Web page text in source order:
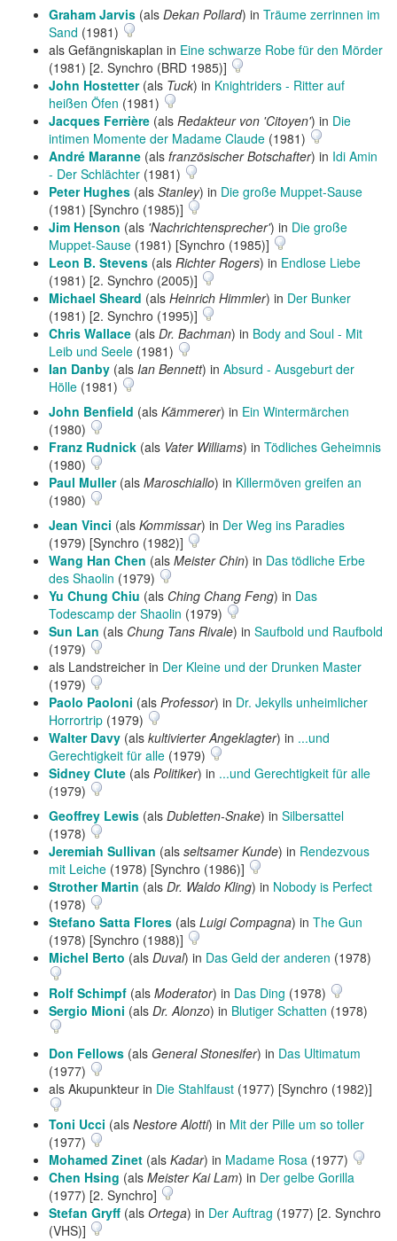
Graham Jarvis (als Dekan Pollard) in Träume zerrinnen im
Sand (1981)
als Gefängniskaplan in Eine schwarze Robe für den Mörder
(1981) [2. Synchro (BRD 1985)]
John Hostetter(als Tuck) in Knightriders - Ritter auf
heißen Öfen (1981)
Jacques Ferrière (als Redakteur von 'Citoyen') in Die
intimen Momente der Madame Claude (1981)
André Maranne (als französischer Botschafter) in Idi Amin
- Der Schlächter (1981)
Peter Hughes (als Stanley) in Die große Muppet-Sause
(1981) [Synchro (1985)]
Jim Henson (als 'Nachrichtensprecher') in Die große
Muppet-Sause (1981) [Synchro (1985)]
Leon B. Stevens (als Richter Rogers) in Endlose Liebe
(1981) [2. Synchro (2005)]
Michael Sheard (als Heinrich Himmler) in Der Bunker
(1981) [2. Synchro (1995)]
Chris Wallace (als Dr. Bachman) in Body and Soul - Mit
Leib und Seele (1981)
Ian Danby (als Ian Bennett) in Absurd - Ausgeburt der
Hölle (1981)
John Benfield (als Kämmerer) in Ein Wintermärchen
(1980)
Franz Rudnick (als Vater Williams) in Tödliches Geheimnis
(1980)
Paul Muller(als Maroschiallo) in Killermöven greifen an
(1980)
Jean Vinci (als Kommissar) in Der Weg ins Paradies
(1979) [Synchro (1982)]
Wang Han Chen (als Meister Chin) in Das tödliche Erbe
des Shaolin (1979)
Yu Chung Chiu (als Ching Chang Feng) in Das
Todescamp der Shaolin (1979)
Sun Lan (als Chung Tans Rivale) in Saufbold und Raufbold
(1979)
als Landstreicher in Der Kleine und der Drunken Master
(1979)
Paolo Paoloni (als Professor) in Dr. Jekylls unheimlicher
Horrortrip (1979)
Walter Davy (als kultivierter Angeklagter) in ...und
Gerechtigkeit für alle (1979)
Sidney Clute (als Politiker) in ...und Gerechtigkeit für alle
(1979)
Geoffrey Lewis (als Dubletten-Snake) in Silbersattel
(1978)
Jeremiah Sullivan (als seltsamer Kunde) in Rendezvous
mit Leiche (1978) [Synchro (1986)]
Strother Martin (als Dr. Waldo Kling) in Nobody is Perfect
(1978)
Stefano Satta Flores (als Luigi Compagna) in The Gun
(1978) [Synchro (1988)]
Michel Berto (als Duval) in Das Geld der anderen (1978)
Rolf Schimpf (als Moderator) in Das Ding (1978)
Sergio Mioni (als Dr. Alonzo) in Blutiger Schatten (1978)
Don Fellows (als General Stonesifer) in Das Ultimatum
(1977)
als Akupunkteur in Die Stahlfaust (1977) [Synchro (1982)]
Toni Ucci (als Nestore Alotti) in Mit der Pille um so toller
(1977)
Mohamed Zinet (als Kadar) in Madame Rosa (1977)
Chen Hsing (als Meister Kai Lam) in Der gelbe Gorilla
(1977) [2. Synchro]
Stefan Gryff (als Ortega) in Der Auftrag (1977) [2. Synchro
(VHS)]